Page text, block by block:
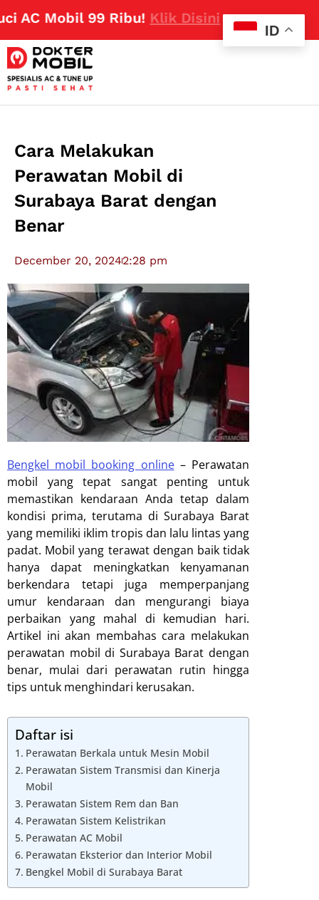
Mobil 99 Ribu!Klik Disini
Cara Melakukan
Perawatan Mobil di
Surabaya Barat dengan
Benar
December 20, 20242:28 pm
Bengkel mobil booking online– Perawatan
mobil yang tepat sangat penting untuk
memastikan kendaraan Anda tetap dalam
kondisi prima, terutama di Surabaya Barat
yang memiliki iklim tropis dan lalu lintas yang
padat. Mobil yang terawat dengan baik tidak
hanya dapat meningkatkan kenyamanan
berkendara tetapi juga memperpanjang
umur kendaraan dan mengurangi biaya
perbaikan yang mahal di kemudian hari.
Artikel ini akan membahas cara melakukan
perawatan mobil di Surabaya Barat dengan
benar, mulai dari perawatan rutin hingga
tips untuk menghindari kerusakan.
Daftar isi
Perawatan Berkala untuk Mesin Mobil
Perawatan Sistem Transmisi dan Kinerja
Mobil
Perawatan Sistem Rem dan Ban
Perawatan Sistem Kelistrikan
Perawatan AC Mobil
Perawatan Eksterior dan Interior Mobil
Bengkel Mobil di Surabaya Barat
ID